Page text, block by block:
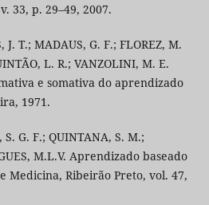
33, p. 29–49, 2007.
J. T.; MADAUS, G. F.; FLOREZ, M.
L. R.; VANZOLINI, M. E.
e somativa do aprendizado
1971.
S. G. F.; QUINTANA, S. M.;
M.L.V. Aprendizado baseado
Medicina, Ribeirão Preto, vol. 47,